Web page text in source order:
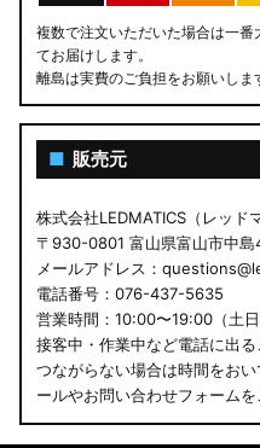
複数で注文いただいた場合は一
てお届けします。
離島は実費のご負担をお願いしま
■ 販売元
株式会社LEDMATICS（レッド
〒930-0801 富山県富山市中
メールアドレス：
電話番号：076-437-5635
営業時間：10:00〜19:00（土日
接客中・作業中など電話に出る
つながらない場合は時間をお
ールやお問い合わせフォームを